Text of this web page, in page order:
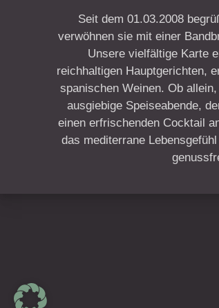
Seit dem 01.03.2008
verwöhnen sie mit einer
Unsere vielfältige Karte
reichhaltigen Hauptgerichten,
spanischen Weinen. Ob
ausgiebige Speiseabende,
einen erfrischenden Cocktail
das mediterrane